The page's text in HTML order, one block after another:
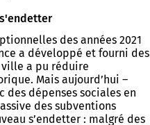
des années 2021
a développé et fourni des
a pu réduire
Mais aujourd’hui –
des dépenses sociales en
des subventions
s’endetter : malgré des